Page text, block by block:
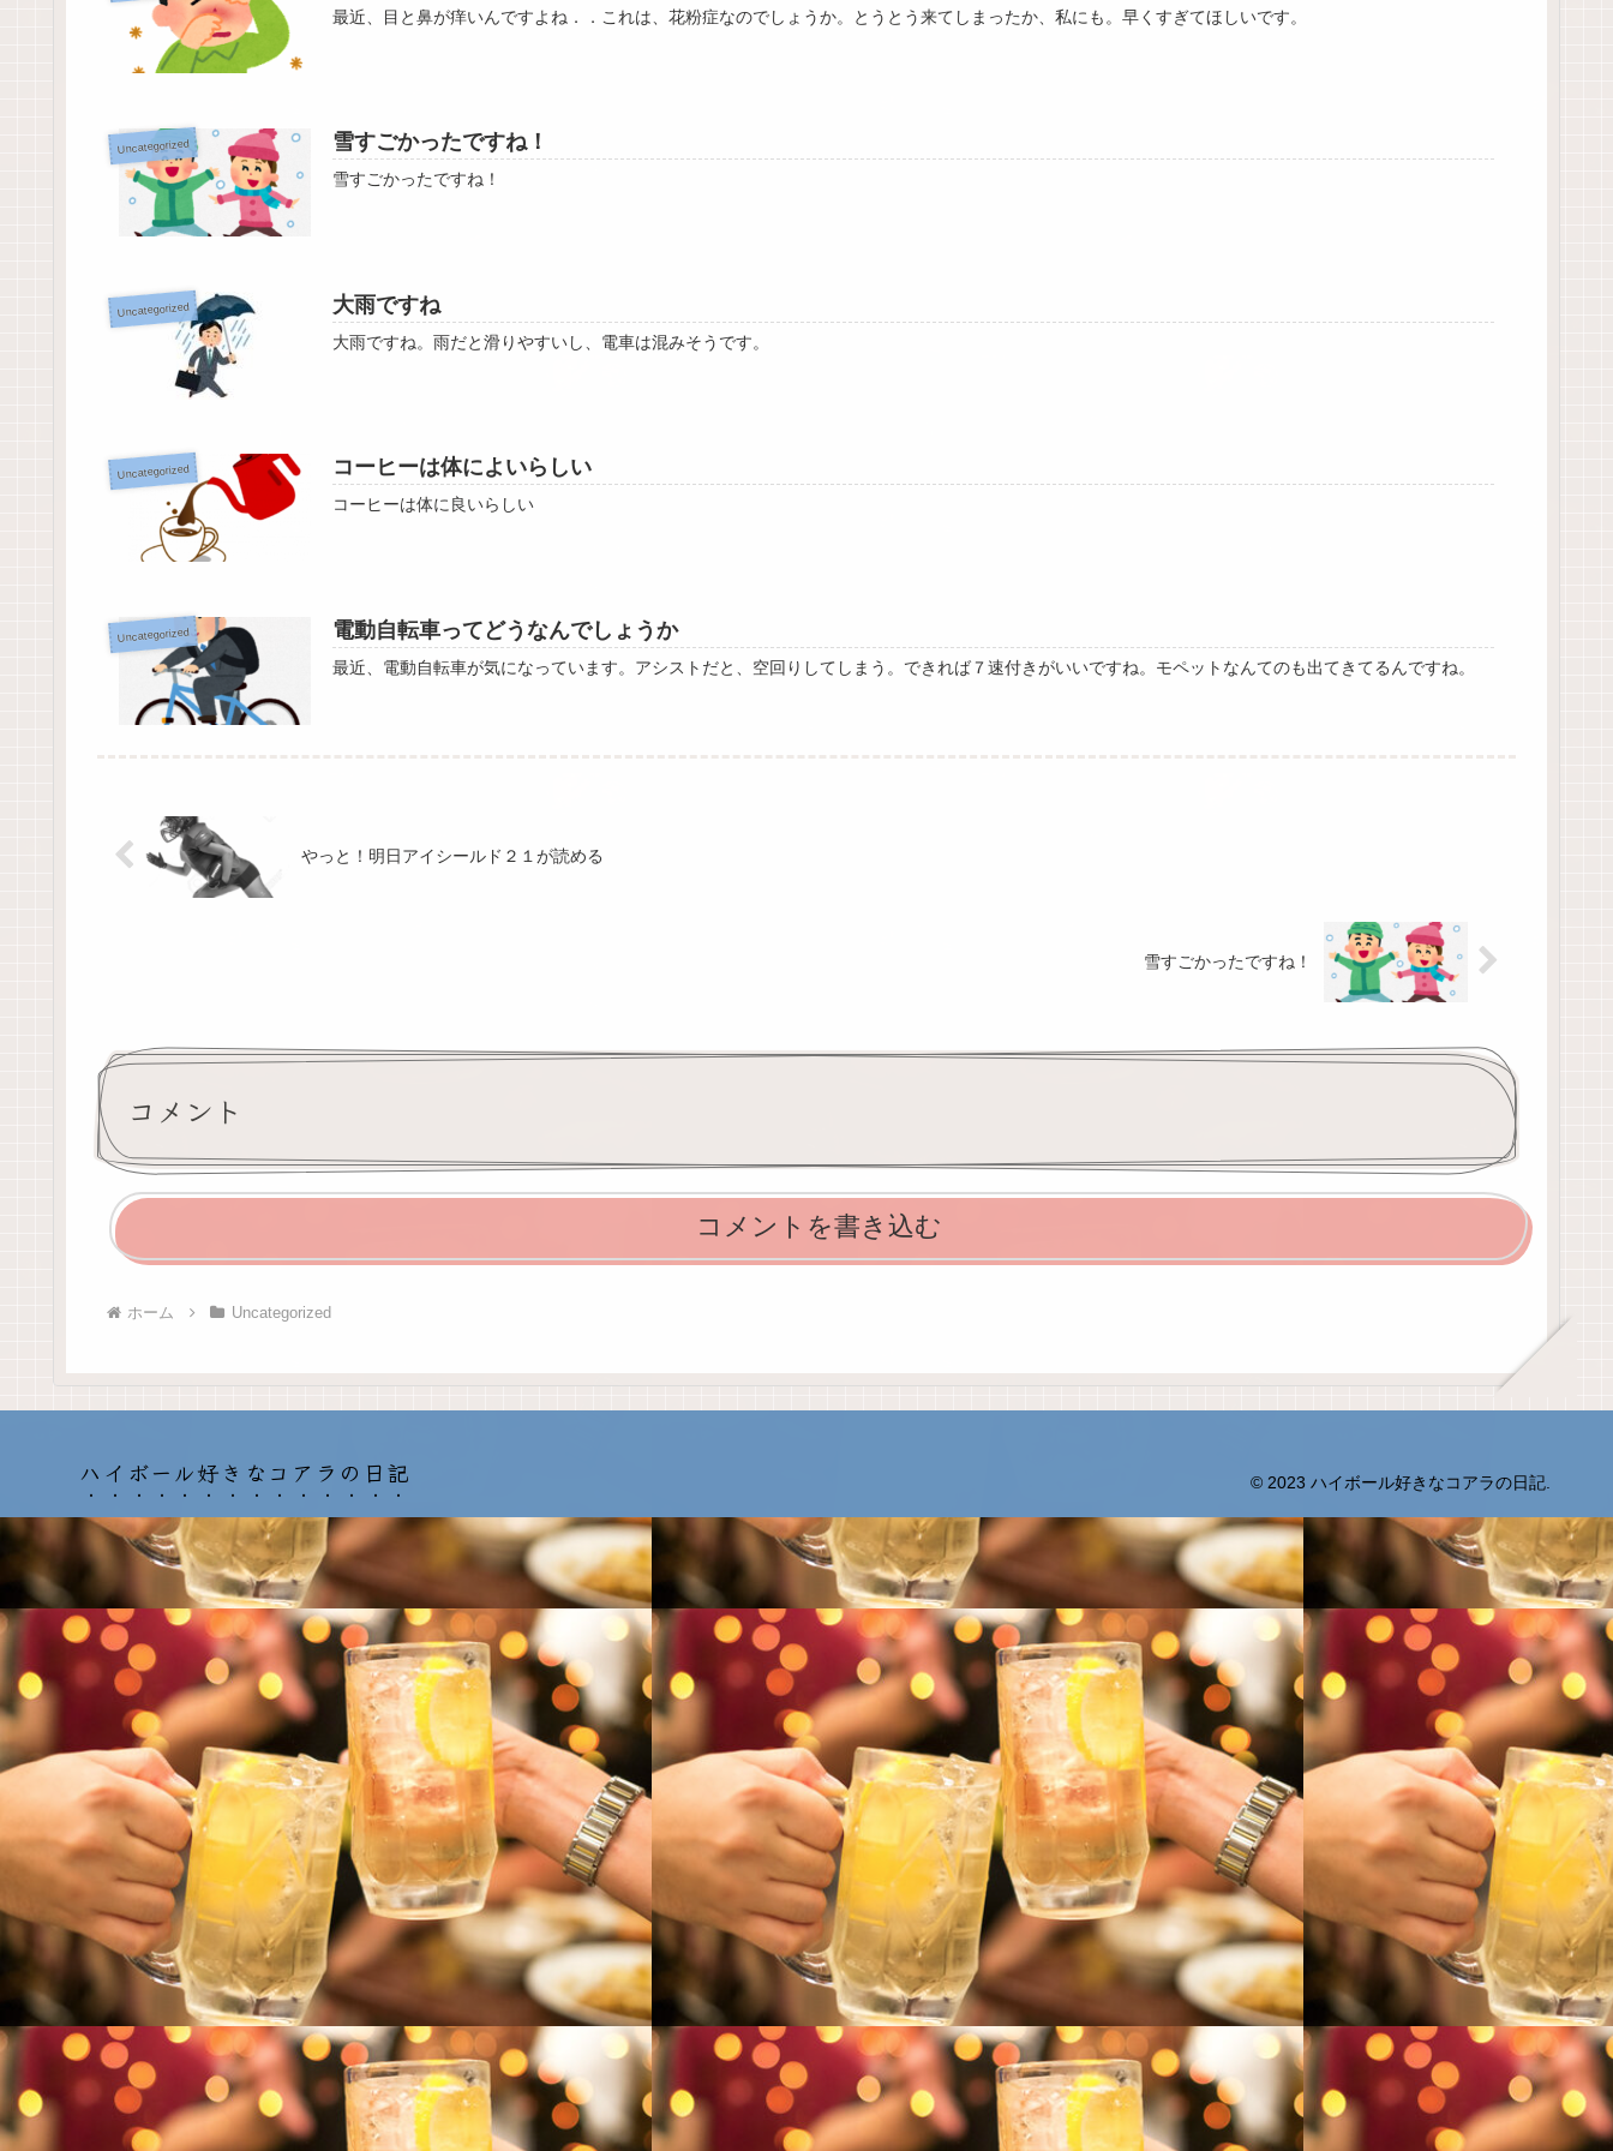
最近、目と鼻が痒いんですよね．．これは、花粉症なのでしょうか。とうとう来てしまったか、私にも。早くすぎてほしいです。
Uncategorized 雪すごかったですね！
雪すごかったですね！
Uncategorized 大雨ですね
大雨ですね。雨だと滑りやすいし、電車は混みそうです。
Uncategorized コーヒーは体によいらしい
コーヒーは体に良いらしい
Uncategorized 電動自転車ってどうなんでしょうか
最近、電動自転車が気になっています。アシストだと、空回りしてしまう。できれば７速付きがいいですね。モペットなんてのも出てきてるんですね。
やっと！明日アイシールド２１が読める
雪すごかったですね！
コメント
コメントを書き込む
ホーム Uncategorized
ハイボール好きなコアラの日記 © 2023 ハイボール好きなコアラの日記.